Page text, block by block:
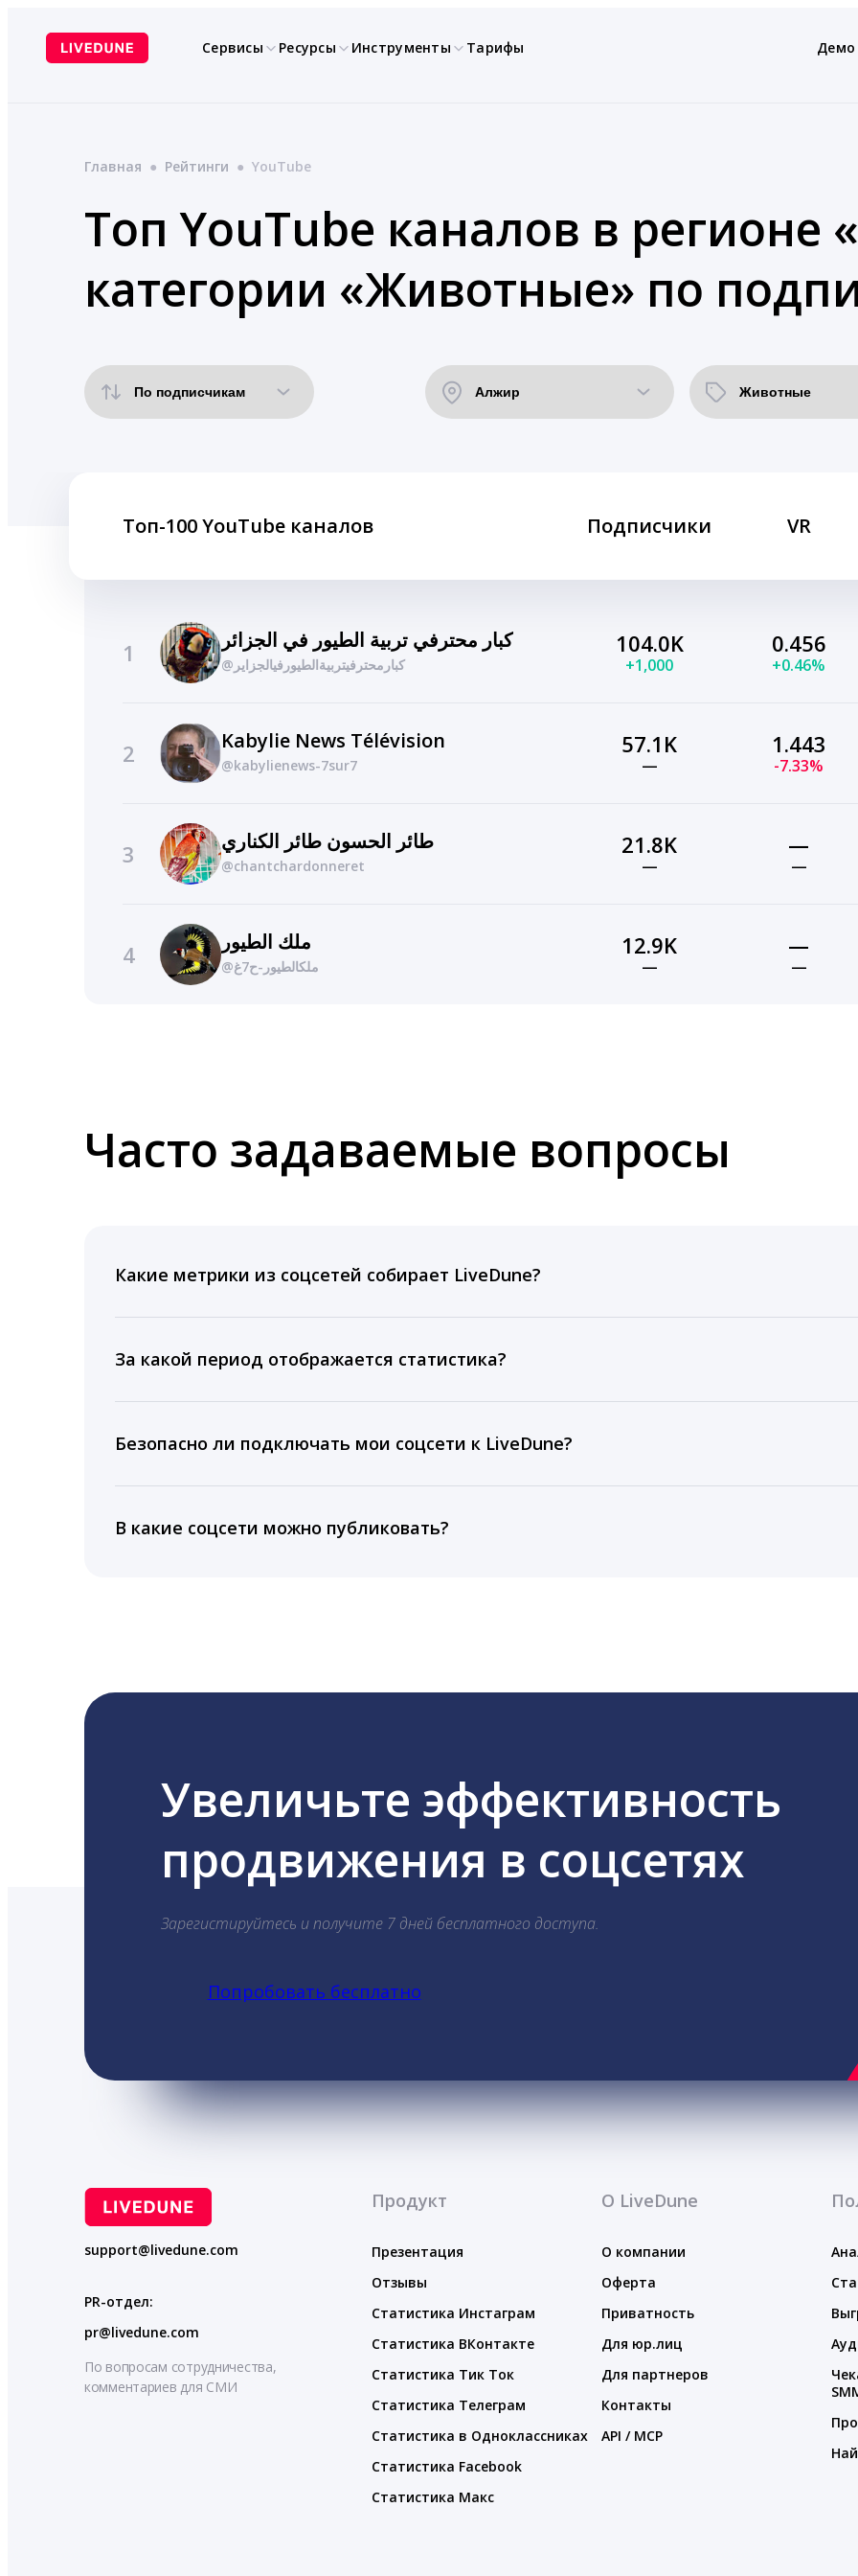
содержимому
Сервисы Ресурсы Инструменты Тарифы Демо
Главная ● Рейтинги ● YouTube
Топ YouTube каналов в регионе
категории «Животные» по
Топ-100 YouTube каналов Подписчики VR
1 كبار محترفي تربية الطيور في الجزائر
@كبارمحترفيتربيةالطيورفيالجزاير
104.0K
+1,000
0.456
+0.46%
2 Kabylie News Télévision
@kabylienews-7sur7
57.1K
—
1.443
-7.33%
3 طائر الحسون طائر الكناري
@chantchardonneret
21.8K
—
—
—
4 ملك الطيور
@ملكالطيور-ح7غ
12.9K
—
—
—
Часто задаваемые вопросы
Какие метрики из соцсетей собирает LiveDune?
время для публикации, показываем лучшие посты и присылаем автоматические отчеты с
За какой период отображается статистика?
подключении тарифа Блогер. При оплате тарифа Бизнес отображаются сведения за 3 года, а
5 лет.
Безопасно ли подключать мои соцсети к LiveDune?
информацию третьим лицам.
В какие соцсети можно публиковать?
Увеличьте эффективность
продвижения в соцсетях
Зарегистируйтесь и получите 7 дней бесплатного доступа.
Попробовать бесплатно
support@livedune.com
PR-отдел:
pr@livedune.com
По вопросам сотрудничества,
комментариев для СМИ
Продукт
Презентация
Отзывы
Статистика Инстаграм
Статистика ВКонтакте
Статистика Тик Ток
Статистика Телеграм
Статистика в Одноклассниках
Статистика Facebook
Статистика Макс
О LiveDune
О компании
Оферта
Приватность
Для юр.лиц
Для партнеров
Контакты
API / MCP